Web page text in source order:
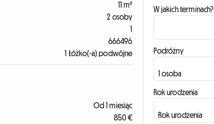
11 m²
2 osoby
1
666496
1 Łóżko(-a) podwójne
Od 1 miesiąc
850 €
W jakich terminach?
Podróżny
Rok urodzenia